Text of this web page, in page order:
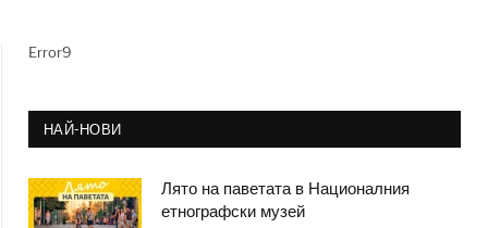
Error9
НАЙ-НОВИ
Лято на паветата в Националния
етнографски музей